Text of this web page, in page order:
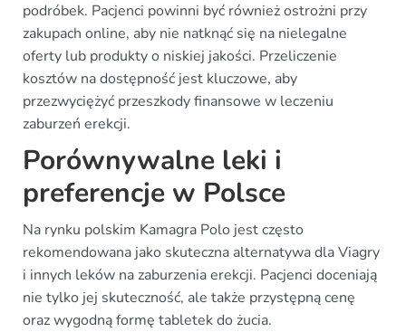
podróbek. Pacjenci powinni być również ostrożni przy
zakupach online, aby nie natknąć się na nielegalne
oferty lub produkty o niskiej jakości. Przeliczenie
kosztów na dostępność jest kluczowe, aby
przezwyciężyć przeszkody finansowe w leczeniu
zaburzeń erekcji.
Porównywalne leki i
preferencje w Polsce
Na rynku polskim Kamagra Polo jest często
rekomendowana jako skuteczna alternatywa dla Viagry
i innych leków na zaburzenia erekcji. Pacjenci doceniają
nie tylko jej skuteczność, ale także przystępną cenę
oraz wygodną formę tabletek do żucia.